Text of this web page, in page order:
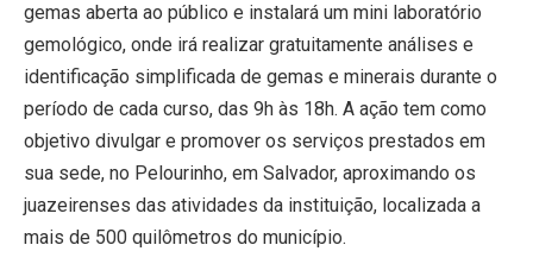
gemas aberta ao público e instalará um mini laboratório
gemológico, onde irá realizar gratuitamente análises e
identificação simplificada de gemas e minerais durante o
período de cada curso, das 9h às 18h. A ação tem como
objetivo divulgar e promover os serviços prestados em
sua sede, no Pelourinho, em Salvador, aproximando os
juazeirenses das atividades da instituição, localizada a
mais de 500 quilômetros do município.